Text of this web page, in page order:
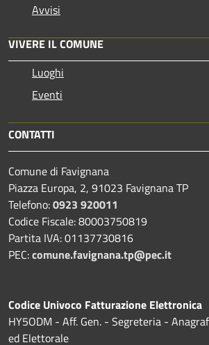
Avvisi
VIVERE IL COMUNE
Luoghi
Eventi
CONTATTI
Comune di Favignana
Piazza Europa, 2, 91023 Favignana TP
Telefono:0923 920011
Codice Fiscale: 80003750819
Partita IVA: 01137730816
PEC:comune.favignana.tp@pec.it
Codice Univoco Fatturazione Elettronica
HY5ODM - Aff. Gen. - Segreteria -
ed Elettorale